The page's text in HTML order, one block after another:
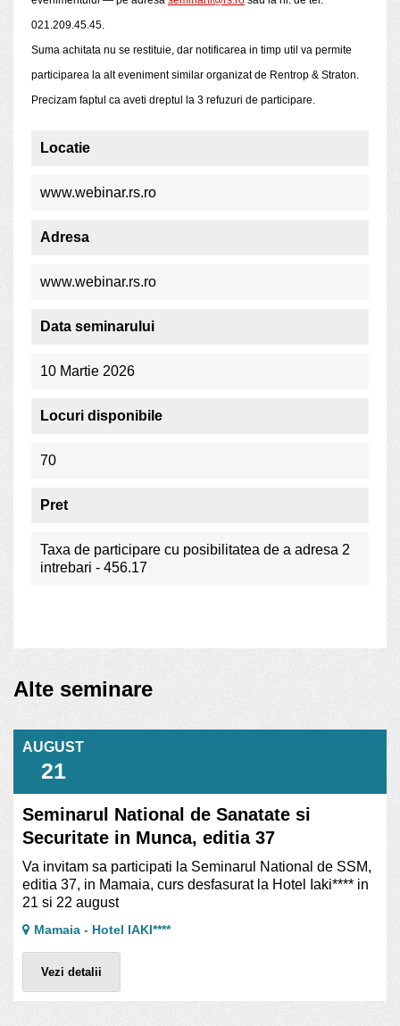
021.209.45.45.
Suma achitata nu se restituie, dar notificarea in timp util va permite
participarea la alt eveniment similar organizat de Rentrop & Straton.
Precizam faptul ca aveti dreptul la 3 refuzuri de participare.
Locatie
www.webinar.rs.ro
Adresa
www.webinar.rs.ro
Data seminarului
10 Martie 2026
Locuri disponibile
70
Pret
Taxa de participare cu posibilitatea de a adresa 2
intrebari - 456.17
Alte seminare
AUGUST
21
Seminarul National de Sanatate si
Securitate in Munca, editia 37
Va invitam sa participati la Seminarul National de SSM,
editia 37, in Mamaia, curs desfasurat la Hotel Iaki**** in
21 si 22 august
Mamaia - Hotel IAKI****
Vezi detalii